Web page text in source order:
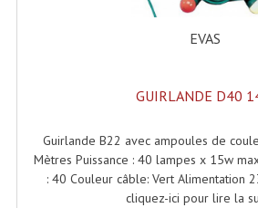
Lampes À
Lampes De Couleurs
Lampes Leds
Lampes PAR
EVAS
GUIRLANDE D40
Guirlande B22 avec ampoules de
Mètres Puissance : 40 lampes x 15w
: 40 Couleur câble: Vert Alimentation
cliquez-ici pour lire la